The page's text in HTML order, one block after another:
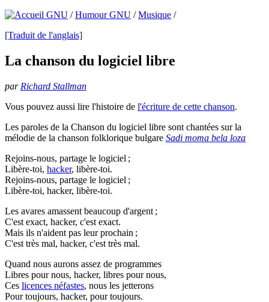
/Humour GNU /Musique /
[Traduit de l'anglais]
La chanson du logiciel libre
par Richard Stallman
Vous pouvez aussi lire l'histoire de l'écriture de cette chanson.
Les paroles de la Chanson du logiciel libre sont chantées sur la
mélodie de la chanson folklorique bulgare Sadi moma bela loza
Rejoins-nous, partage le logiciel ;
Libère-toi, hacker, libère-toi.
Rejoins-nous, partage le logiciel ;
Libère-toi, hacker, libère-toi.
Les avares amassent beaucoup d'argent ;
C'est exact, hacker, c'est exact.
Mais ils n'aident pas leur prochain ;
C'est très mal, hacker, c'est très mal.
Quand nous aurons assez de programmes
Libres pour nous, hacker, libres pour nous,
Ces licences néfastes, nous les jetterons
Pour toujours, hacker, pour toujours.